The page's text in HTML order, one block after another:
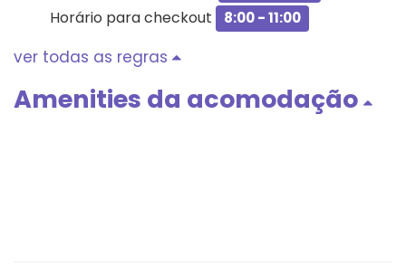
Horário para checkout 8:00 - 11:00
ver todas as regras
Amenities da acomodação